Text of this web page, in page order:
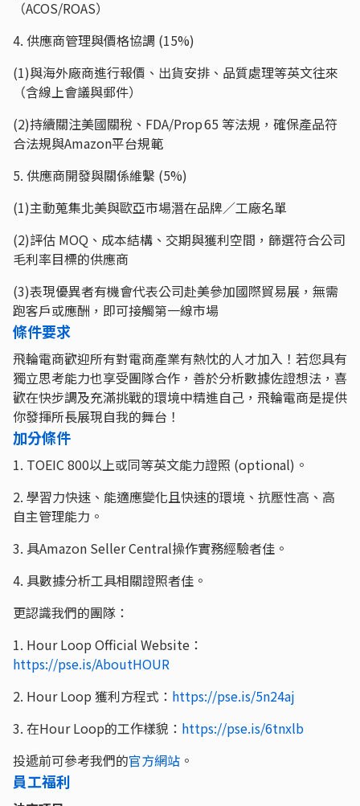
（ACOS/ROAS）
4. 供應商管理與價格協調 (15%)
(1)與海外廠商進行報價、出貨安排、品質處理等英文往來
（含線上會議與郵件）
(2)持續關注美國關稅、FDA/Prop 65 等法規，確保產品符
合法規與Amazon平台規範
5. 供應商開發與關係維繫 (5%)
(1)主動蒐集北美與歐亞市場潛在品牌／工廠名單
(2)評估 MOQ、成本結構、交期與獲利空間，篩選符合公司
毛利率目標的供應商
(3)表現優異者有機會代表公司赴美參加國際貿易展，無需
跑客戶或應酬，即可接觸第一線市場
條件要求
飛輪電商歡迎所有對電商產業有熱忱的人才加入！若您具有
獨立思考能力也享受團隊合作，善於分析數據佐證想法，喜
歡在快步調及充滿挑戰的環境中精進自己，飛輪電商是提供
你發揮所長展現自我的舞台！
加分條件
1. TOEIC 800以上或同等英文能力證照 (optional)。
2. 學習力快速、能適應變化且快速的環境、抗壓性高、高
自主管理能力。
3. 具Amazon Seller Central操作實務經驗者佳。
4. 具數據分析工具相關證照者佳。
更認識我們的團隊：
1. Hour Loop Official Website：
https://pse.is/AboutHOUR
2. Hour Loop 獲利方程式： https://pse.is/5n24aj
3. 在Hour Loop的工作樣貌： https://pse.is/6tnxlb
投遞前可參考我們的官方網站 。
員工福利